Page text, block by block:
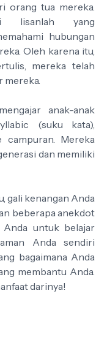
orang tua mereka.
lisanlah yang
hubungan
Oleh karena itu,
mereka telah
mereka.
anak-anak
(suku kata),
campuran. Mereka
dan memiliki
gali kenangan Anda
beberapa anekdot
Anda untuk belajar
Anda sendiri
bagaimana Anda
membantu Anda.
darinya!